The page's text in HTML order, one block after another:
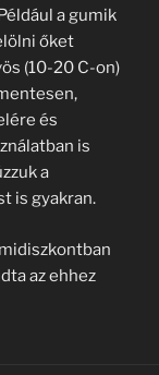
a gumik
őket
(10-20 C-on)
és
is
a
is gyakran.
az ehhez